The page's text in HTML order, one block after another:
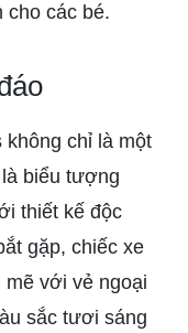
cho các bé.
không chỉ là một
biểu tượng
thiết kế độc
gặp, chiếc xe
với vẻ ngoại
sắc tươi sáng